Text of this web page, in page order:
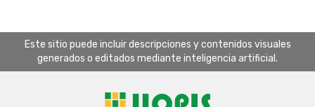
Este sitio puede incluir descripciones y contenidos visuales
generados o editados mediante inteligencia artificial.